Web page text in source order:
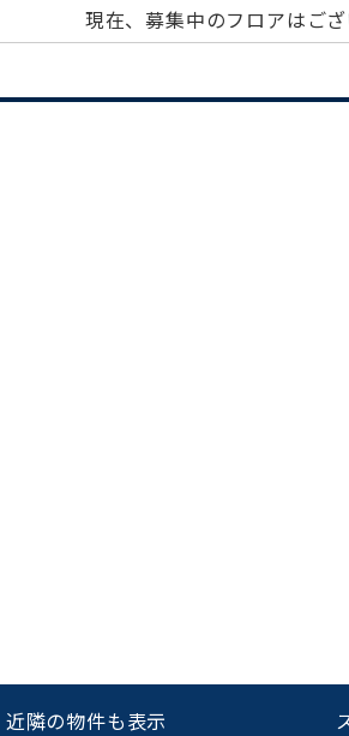
現在、募集中のフロアはござ
0120-620-
近隣の物件も表示